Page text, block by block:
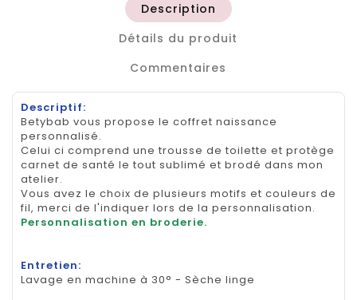
Description
Détails du produit
Commentaires
Descriptif:
Betybab vous propose le coffret naissance
personnalisé.
Celui ci comprend une trousse de toilette et protège
carnet de santé le tout sublimé et brodé dans mon
atelier.
Vous avez le choix de plusieurs motifs et couleurs de
fil, merci de l'indiquer lors de la personnalisation.
Personnalisation en broderie.
Entretien:
Lavage en machine à 30° - Sèche linge